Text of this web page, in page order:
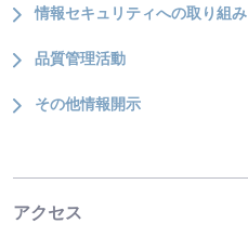
情報セキュリティへの取り組み
品質管理活動
その他情報開示
アクセス